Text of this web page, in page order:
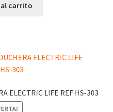
carrito
ELECTRIC LIFE REF:HS-303